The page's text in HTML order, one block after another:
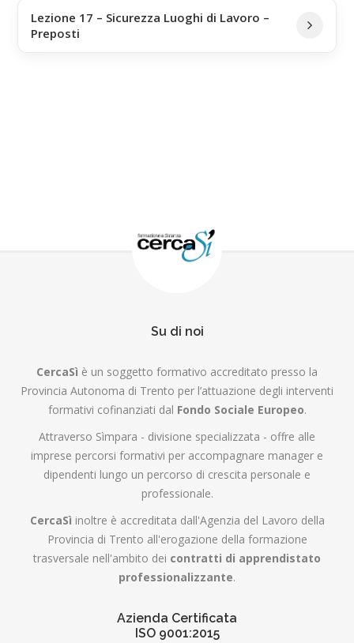
Lezione 17 – Sicurezza Luoghi di Lavoro –
Preposti
Su di noi
CercaSì è un soggetto formativo accreditato presso la
Provincia Autonoma di Trento per l’attuazione degli interventi
formativi cofinanziati dal Fondo Sociale Europeo.
Attraverso Sìmpara - divisione specializzata - offre alle
imprese percorsi formativi per accompagnare manager e
dipendenti lungo un percorso di crescita personale e
professionale.
CercaSì inoltre è accreditata dall'Agenzia del Lavoro della
Provincia di Trento all'erogazione della formazione
trasversale nell'ambito dei contratti di apprendistato
professionalizzante.
Azienda Certificata
ISO 9001:2015